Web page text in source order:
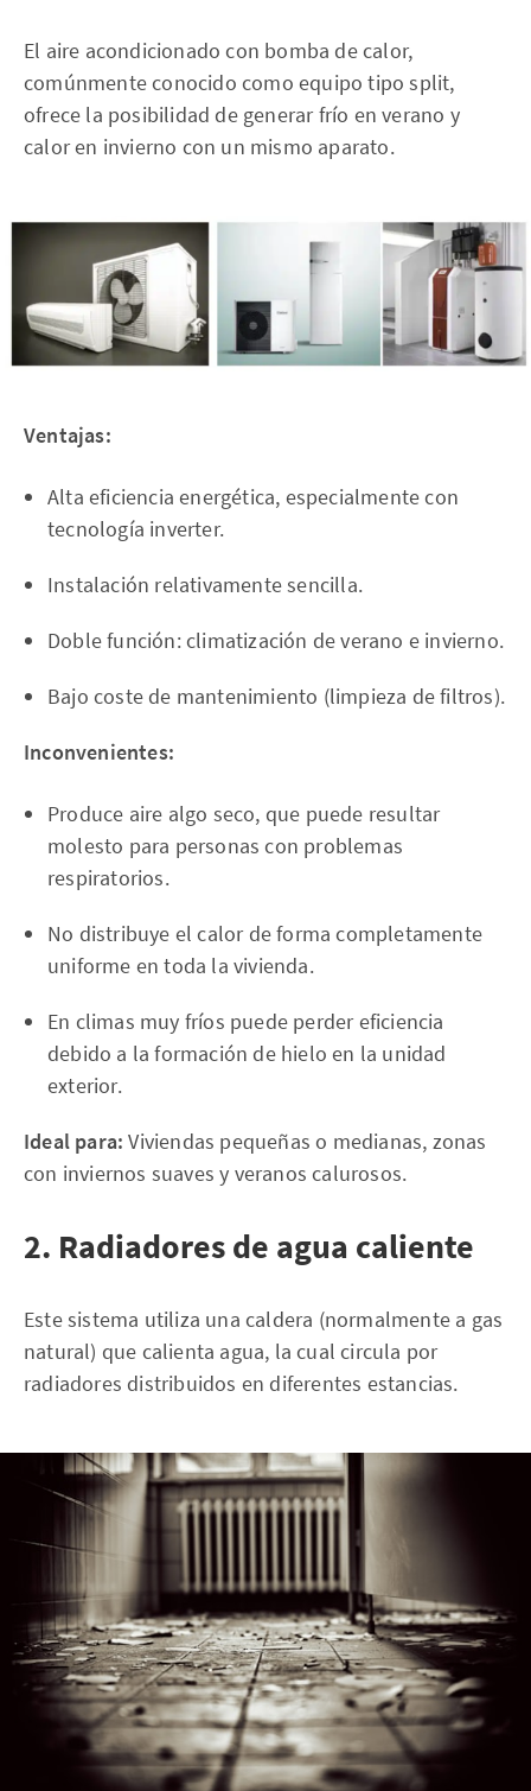
El aire acondicionado con bomba de calor,
comúnmente conocido como equipo tipo split,
ofrece la posibilidad de generar frío en verano y
calor en invierno con un mismo aparato.
Ventajas:
Alta eficiencia energética, especialmente con
tecnología inverter.
Instalación relativamente sencilla.
Doble función: climatización de verano e invierno.
Bajo coste de mantenimiento (limpieza de filtros).
Inconvenientes:
Produce aire algo seco, que puede resultar
molesto para personas con problemas
respiratorios.
No distribuye el calor de forma completamente
uniforme en toda la vivienda.
En climas muy fríos puede perder eficiencia
debido a la formación de hielo en la unidad
exterior.
Ideal para: Viviendas pequeñas o medianas, zonas
con inviernos suaves y veranos calurosos.
2. Radiadores de agua caliente
Este sistema utiliza una caldera (normalmente a gas
natural) que calienta agua, la cual circula por
radiadores distribuidos en diferentes estancias.